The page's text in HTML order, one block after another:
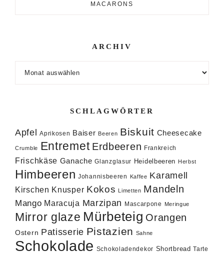
MACARONS
ARCHIV
SCHLAGWÖRTER
Apfel Aprikosen Baiser Beeren Biskuit Cheesecake
Crumble Entremet Erdbeeren Frankreich
Frischkäse Ganache Glanzglasur Heidelbeeren Herbst
Himbeeren Johannisbeeren Kaffee Karamell
Kirschen Knusper Kokos Limetten Mandeln
Mango Maracuja Marzipan Mascarpone Meringue
Mirror glaze Mürbeteig Orangen
Ostern Patisserie Pistazien Sahne
Schokolade Schokoladendekor Shortbread Tarte